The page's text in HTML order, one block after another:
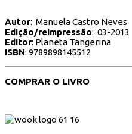
Autor: Manuela Castro Neves
Edição/reimpressão: 03-2013
Editor: Planeta Tangerina
ISBN: 9789898145512
COMPRAR O LIVRO